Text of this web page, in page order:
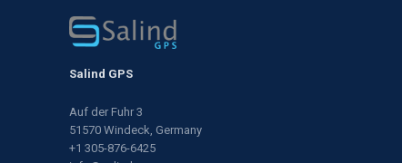
Salind GPS
Auf der Fuhr 3
51570 Windeck, Germany
+1 305-876-6425